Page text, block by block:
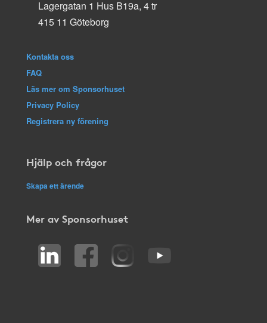
Lagergatan 1 Hus B19a, 4 tr
415 11 Göteborg
Kontakta oss
FAQ
Läs mer om Sponsorhuset
Privacy Policy
Registrera ny förening
Hjälp och frågor
Skapa ett ärende
Mer av Sponsorhuset